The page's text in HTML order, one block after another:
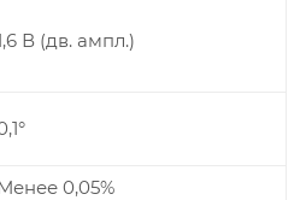
В (дв. ампл.)
0,05%